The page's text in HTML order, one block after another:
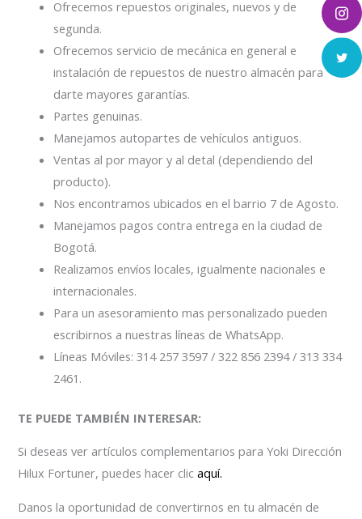
Ofrecemos repuestos originales, nuevos y de
segunda.
Ofrecemos servicio de mecánica en general e
instalación de repuestos de nuestro almacén para
darte mayores garantías.
Partes genuinas.
Manejamos autopartes de vehículos antiguos.
Ventas al por mayor y al detal (dependiendo del
producto).
Nos encontramos ubicados en el barrio 7 de Agosto.
Manejamos pagos contra entrega en la ciudad de
Bogotá.
Realizamos envíos locales, igualmente nacionales e
internacionales.
Para un asesoramiento mas personalizado pueden
escribirnos a nuestras líneas de WhatsApp.
Líneas Móviles: 314 257 3597 / 322 856 2394 / 313 334
2461.
TE PUEDE TAMBIÉN INTERESAR:
Si deseas ver artículos complementarios para Yoki Dirección
Hilux Fortuner, puedes hacer clicaquí.
Danos la oportunidad de convertirnos en tu almacén de